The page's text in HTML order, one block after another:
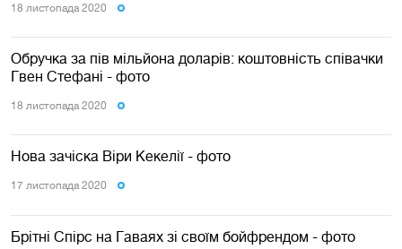
18 листопада 2020
Обручка за пів мільйона доларів: коштовність співачки
Гвен Стефані - фото
18 листопада 2020
Нова зачіска Віри Кекелії - фото
17 листопада 2020
Брітні Спірс на Гаваях зі своїм бойфрендом - фото